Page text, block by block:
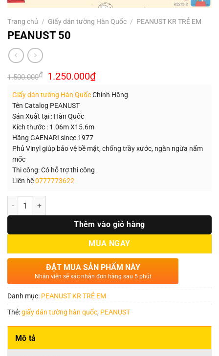
Trang chủ / Giấy dán tường Hàn Quốc / PEANUST KR TRẺ EM
PEANUST 50
1.500.000₫ Giá
gốc
1.500.000₫.
1.250.000₫Giá
hiện
là:
Giấy dán tường Hàn QuốcChính Hãng
Tên Catalog PEANUST
Sản Xuất tại : Hàn Quốc
Kích thước : 1.06m X15.6m
Hãng GAENARI since 1977
Phủ Vinyl giúp bảo vệ bề mặt, chống trầy xước, ngăn ngừa nấm
mốc
Thi công: Có hỗ trợ thi công
Liên hệ0777773622
Số lượng
Thêm vào giỏ hàng
MUA NGAY
ĐẶT MUA SẢN PHẨM NÀY
Nhân viên sẽ xác nhận đơn hàng sau 5 phút
Danh mục: PEANUST KR TRẺ EM
Thẻ:giấy dán tường hàn quốc, PEANUST
Mô tả